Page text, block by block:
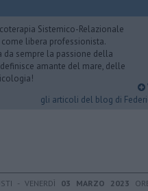
Sistemico-Relazionale
libera professionista.
da sempre la passione della
amante del mare, delle
gli articoli del blog di
- VENERDÌ 03 MARZO 2023